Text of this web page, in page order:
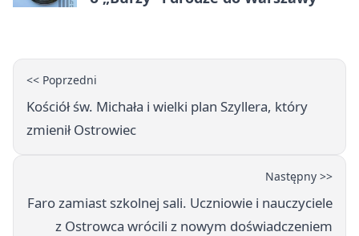
<< Poprzedni
Kościół św. Michała i wielki plan Szyllera, który
zmienił Ostrowiec
Następny >>
Faro zamiast szkolnej sali. Uczniowie i nauczyciele
z Ostrowca wrócili z nowym doświadczeniem